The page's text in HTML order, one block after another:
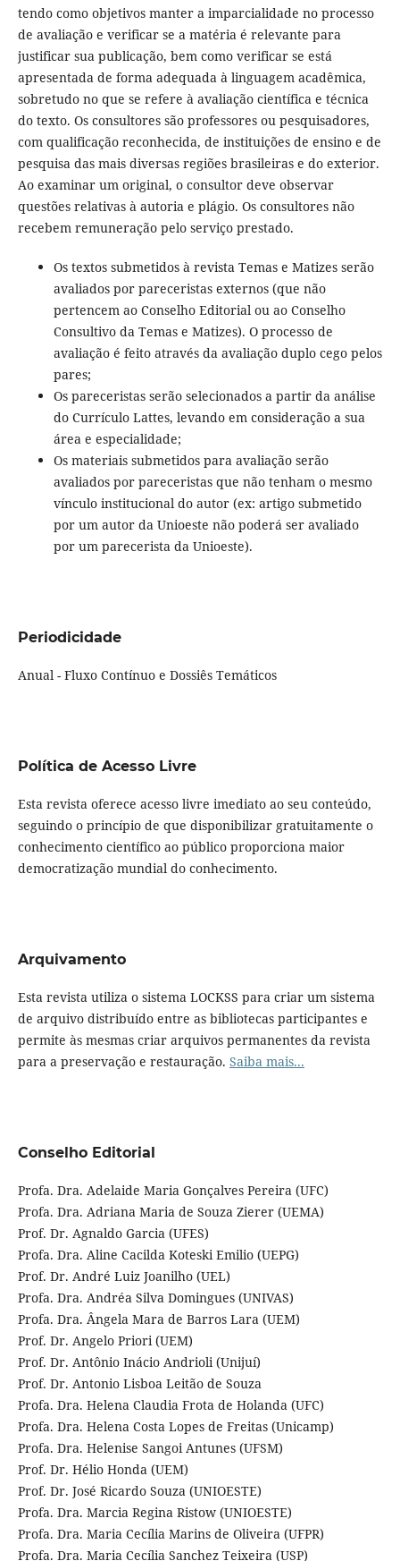
tendo como objetivos manter a imparcialidade no processo
de avaliação e verificar se a matéria é relevante para
justificar sua publicação, bem como verificar se está
apresentada de forma adequada à linguagem acadêmica,
sobretudo no que se refere à avaliação científica e técnica
do texto. Os consultores são professores ou pesquisadores,
com qualificação reconhecida, de instituições de ensino e de
pesquisa das mais diversas regiões brasileiras e do exterior.
Ao examinar um original, o consultor deve observar
questões relativas à autoria e plágio. Os consultores não
recebem remuneração pelo serviço prestado.
Os textos submetidos à revista Temas e Matizes serão
avaliados por pareceristas externos (que não
pertencem ao Conselho Editorial ou ao Conselho
Consultivo da Temas e Matizes). O processo de
avaliação é feito através da avaliação duplo cego pelos
pares;
Os pareceristas serão selecionados a partir da análise
do Currículo Lattes, levando em consideração a sua
área e especialidade;
Os materiais submetidos para avaliação serão
avaliados por pareceristas que não tenham o mesmo
vínculo institucional do autor (ex: artigo submetido
por um autor da Unioeste não poderá ser avaliado
por um parecerista da Unioeste).
Periodicidade
Anual - Fluxo Contínuo e Dossiês Temáticos
Política de Acesso Livre
Esta revista oferece acesso livre imediato ao seu conteúdo,
seguindo o princípio de que disponibilizar gratuitamente o
conhecimento científico ao público proporciona maior
democratização mundial do conhecimento.
Arquivamento
Esta revista utiliza o sistema LOCKSS para criar um sistema
de arquivo distribuído entre as bibliotecas participantes e
permite às mesmas criar arquivos permanentes da revista
para a preservação e restauração. Saiba mais...
Conselho Editorial
Profa. Dra. Adelaide Maria Gonçalves Pereira (UFC)
Profa. Dra. Adriana Maria de Souza Zierer (UEMA)
Prof. Dr. Agnaldo Garcia (UFES)
Profa. Dra. Aline Cacilda Koteski Emilio (UEPG)
Prof. Dr. André Luiz Joanilho (UEL)
Profa. Dra. Andréa Silva Domingues (UNIVAS)
Profa. Dra. Ângela Mara de Barros Lara (UEM)
Prof. Dr. Angelo Priori (UEM)
Prof. Dr. Antônio Inácio Andrioli (Unijuí)
Prof. Dr. Antonio Lisboa Leitão de Souza
Profa. Dra. Helena Claudia Frota de Holanda (UFC)
Profa. Dra. Helena Costa Lopes de Freitas (Unicamp)
Profa. Dra. Helenise Sangoi Antunes (UFSM)
Prof. Dr. Hélio Honda (UEM)
Prof. Dr. José Ricardo Souza (UNIOESTE)
Profa. Dra. Marcia Regina Ristow (UNIOESTE)
Profa. Dra. Maria Cecília Marins de Oliveira (UFPR)
Profa. Dra. Maria Cecília Sanchez Teixeira (USP)